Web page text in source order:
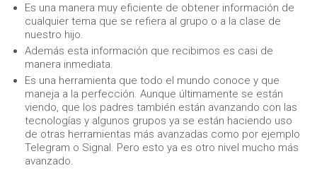
Es una manera muy eficiente de obtener información de
cualquier tema que se refiera al grupo o a la clase de
nuestro hijo.
Además esta información que recibimos es casi de
manera inmediata.
Es una herramienta que todo el mundo conoce y que
maneja a la perfección. Aunque últimamente se están
viendo, que los padres también están avanzando con las
tecnologías y algunos grupos ya se están haciendo uso
de otras herramientas más avanzadas como por ejemplo
Telegram o Signal. Pero esto ya es otro nivel mucho más
avanzado.